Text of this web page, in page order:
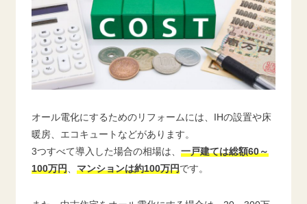
オール電化にするためのリフォームには、IHの設置や床
暖房、エコキュートなどがあります。
3つすべて導入した場合の相場は、 一戸建ては総額60～
100万円、 マンションは約100万円です。